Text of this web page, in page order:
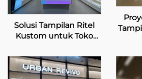
Solusi Tampilan Ritel
Kustom untuk Toko